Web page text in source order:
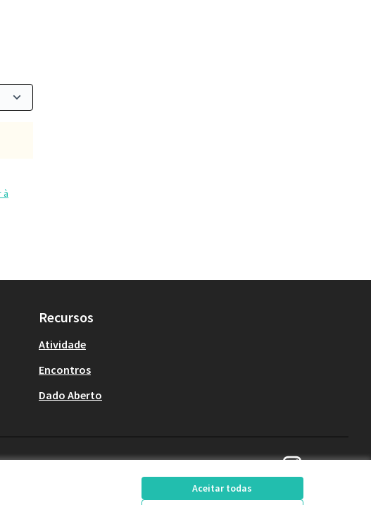
Aceitar todas
Recursos
Atividade
Encontros
Dado Aberto
Decide Contagem
(Link externo)